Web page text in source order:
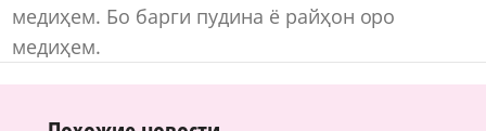
медиҳем. Бо барги пудина ё райҳон оро
медиҳем.